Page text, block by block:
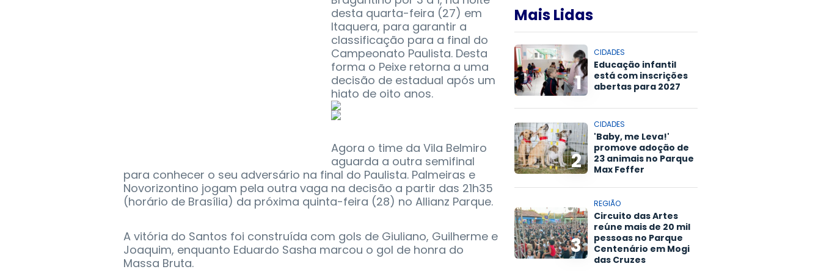
desta quarta-feira (27) em
Itaquera, para garantir a
classificação para a final do
Campeonato Paulista. Desta
forma o Peixe retorna a uma
decisão de estadual após um
hiato de oito anos.
Agora o time da Vila Belmiro
aguarda a outra semifinal
para conhecer o seu adversário na final do Paulista. Palmeiras e
Novorizontino jogam pela outra vaga na decisão a partir das 21h35
(horário de Brasília) da próxima quinta-feira (28) no Allianz Parque.
A vitória do Santos foi construída com gols de Giuliano, Guilherme e
Joaquim, enquanto Eduardo Sasha marcou o gol de honra do
Massa Bruta.
Mais Lidas
1
CIDADES
Educação infantil
está com inscrições
abertas para 2027
2
CIDADES
'Baby, me Leva!'
promove adoção de
23 animais no Parque
Max Feffer
3
REGIÃO
Circuito das Artes
reúne mais de 20 mil
pessoas no Parque
Centenário em Mogi
das Cruzes